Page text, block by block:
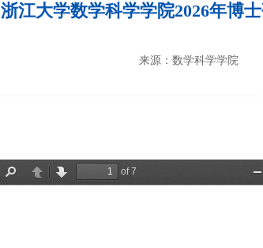
浙江大学数学科学学院2026年博
来源：数学科学学院